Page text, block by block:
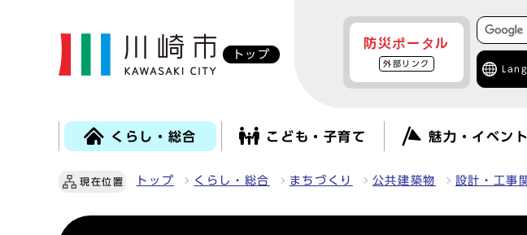
トップ
防災ポータル
外部リンク
くらし・総合 こども・子育て 魅力・イベント
現在位置 トップ くらし・総合 まちづくり 公共建築物 設計・工事